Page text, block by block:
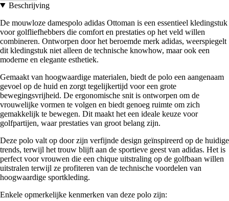
Beschrijving
De mouwloze damespolo adidas Ottoman is een essentieel kledingstuk
voor golfliefhebbers die comfort en prestaties op het veld willen
combineren. Ontworpen door het beroemde merk adidas, weerspiegelt
dit kledingstuk niet alleen de technische knowhow, maar ook een
moderne en elegante esthetiek.
Gemaakt van hoogwaardige materialen, biedt de polo een aangenaam
gevoel op de huid en zorgt tegelijkertijd voor een grote
bewegingsvrijheid. De ergonomische snit is ontworpen om de
vrouwelijke vormen te volgen en biedt genoeg ruimte om zich
gemakkelijk te bewegen. Dit maakt het een ideale keuze voor
golfpartijen, waar prestaties van groot belang zijn.
Deze polo valt op door zijn verfijnde design geïnspireerd op de huidige
trends, terwijl het trouw blijft aan de sportieve geest van adidas. Het is
perfect voor vrouwen die een chique uitstraling op de golfbaan willen
uitstralen terwijl ze profiteren van de technische voordelen van
hoogwaardige sportkleding.
Enkele opmerkelijke kenmerken van deze polo zijn: